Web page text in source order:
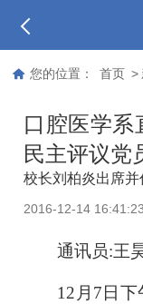
您的位置： 首页 >
口腔医学系
民主评议党
校长刘柏炎出席
2016-12-14 16:41:23
通讯员:王
12月7日